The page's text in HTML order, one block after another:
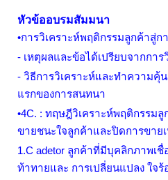
หัวข้ออบรมสัมมนา
•การวิเคราะห์พฤติกรรมลูกค้าสู่
- เหตุผลและข้อได้เปรียบจากกา
- วิธีการวิเคราะห์และทำความคุ้
แรกของการสนทนา
•4C. : ทฤษฎีวิเคราะห์พฤติกรรมลู
ขายชนะใจลูกค้าและปิดการขาย
1.C adetor ลูกค้าที่มีบุคลิกภาพเชื่
ท้าทายและ การเปลี่ยนแปลง ใจ